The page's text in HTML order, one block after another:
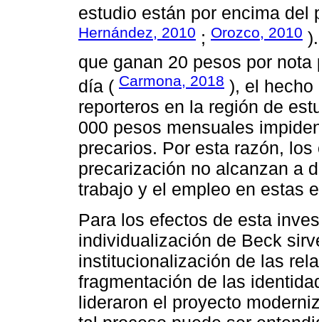
estudio están por encima
Hernández, 2010 ; Orozco, 2010
que ganan 20 pesos por
día ( Carmona, 2018 ), el
reporteros en la región de
000 pesos mensuales
precarios. Por esta razón,
precarización no alcanzan a
trabajo y el empleo en estas
Para los efectos de esta
individualización de Beck
institucionalización de las
fragmentación de las
lideraron el proyecto